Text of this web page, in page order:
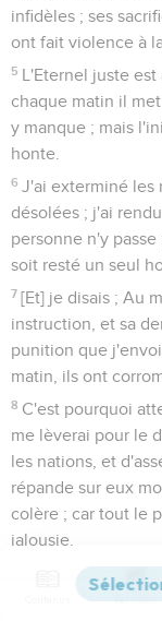
infidèles ; ses
ont fait violence à
5 L'Eternel juste
chaque matin il
y manque ; mais
honte.
6 J'ai exterminé les
désolées ; j'ai
personne n'y
soit resté un seul
7 [Et] je disais ; Au
instruction, et sa
punition que
matin, ils ont
8 C'est pourquoi
me lèverai pour le
les nations, et
répande sur eux
colère ; car tout le
jalousie.
Dieu Versions